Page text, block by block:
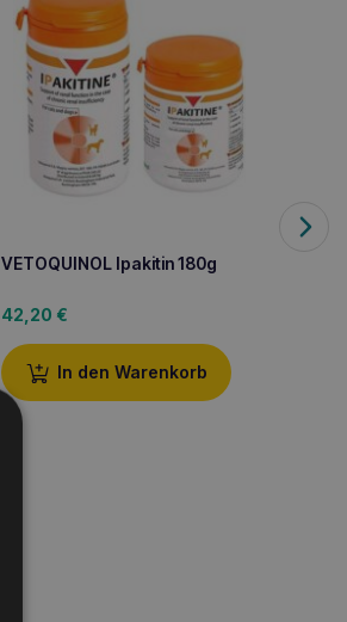
VETOQUINOL Ipakitin 180g
42,20 €
In den Warenkorb
30